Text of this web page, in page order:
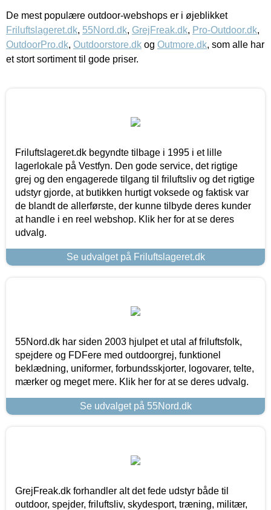
De mest populære outdoor-webshops er i øjeblikket
Friluftslageret.dk, 55Nord.dk, GrejFreak.dk, Pro-Outdoor.dk,
OutdoorPro.dk, Outdoorstore.dk og Outmore.dk, som alle har
et stort sortiment til gode priser.
Friluftslageret.dk begyndte tilbage i 1995 i et lille
lagerlokale på Vestfyn. Den gode service, det rigtige
grej og den engagerede tilgang til friluftsliv og det rigtige
udstyr gjorde, at butikken hurtigt voksede og faktisk var
de blandt de allerførste, der kunne tilbyde deres kunder
at handle i en reel webshop. Klik her for at se deres
udvalg.
Se udvalget på Friluftslageret.dk
55Nord.dk har siden 2003 hjulpet et utal af friluftsfolk,
spejdere og FDFere med outdoorgrej, funktionel
beklædning, uniformer, forbundsskjorter, logovarer, telte,
mærker og meget mere. Klik her for at se deres udvalg.
Se udvalget på 55Nord.dk
GrejFreak.dk forhandler alt det fede udstyr både til
outdoor, spejder, friluftsliv, skydesport, træning, militær,